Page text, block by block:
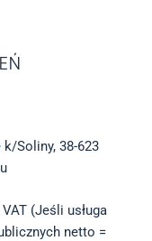
Soliny, 38-623
VAT (Jeśli usługa
netto =